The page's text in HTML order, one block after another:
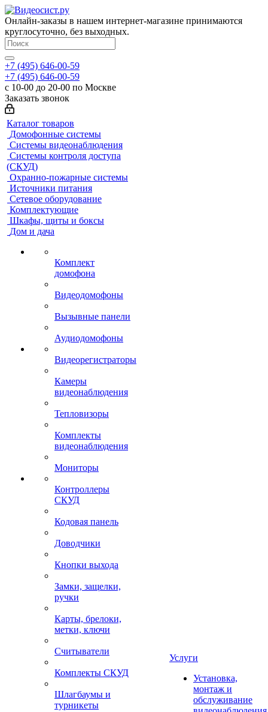
Онлайн-заказы в нашем интернет-магазине принимаются
круглосуточно, без выходных.
+7 (495) 646-00-59
+7 (495) 646-00-59
с 10-00 до 20-00 по Москве
Заказать звонок
Каталог товаров
Домофонные системы
Системы видеонаблюдения
Системы контроля доступа
(СКУД)
Охранно-пожарные системы
Источники питания
Сетевое оборудование
Комплектующие
Шкафы, щиты и боксы
Дом и дача
Комплект
домофона
Видеодомофоны
Вызывные панели
Аудиодомофоны
Видеорегистраторы
Камеры
видеонаблюдения
Тепловизоры
Комплекты
видеонаблюдения
Мониторы
Контроллеры
СКУД
Кодовая панель
Доводчики
Кнопки выхода
Замки, защелки,
ручки
Карты, брелоки,
метки, ключи
Считыватели
Комплекты СКУД
Шлагбаумы и
турникеты
Услуги
Установка,
монтаж и
обслуживание